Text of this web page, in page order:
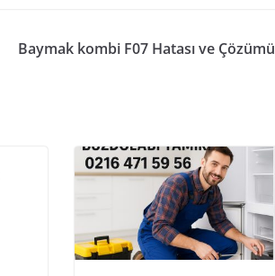
Baymak kombi F07 Hatası ve Çözümü